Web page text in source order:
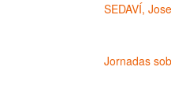
SEDAVÍ,
Jornadas